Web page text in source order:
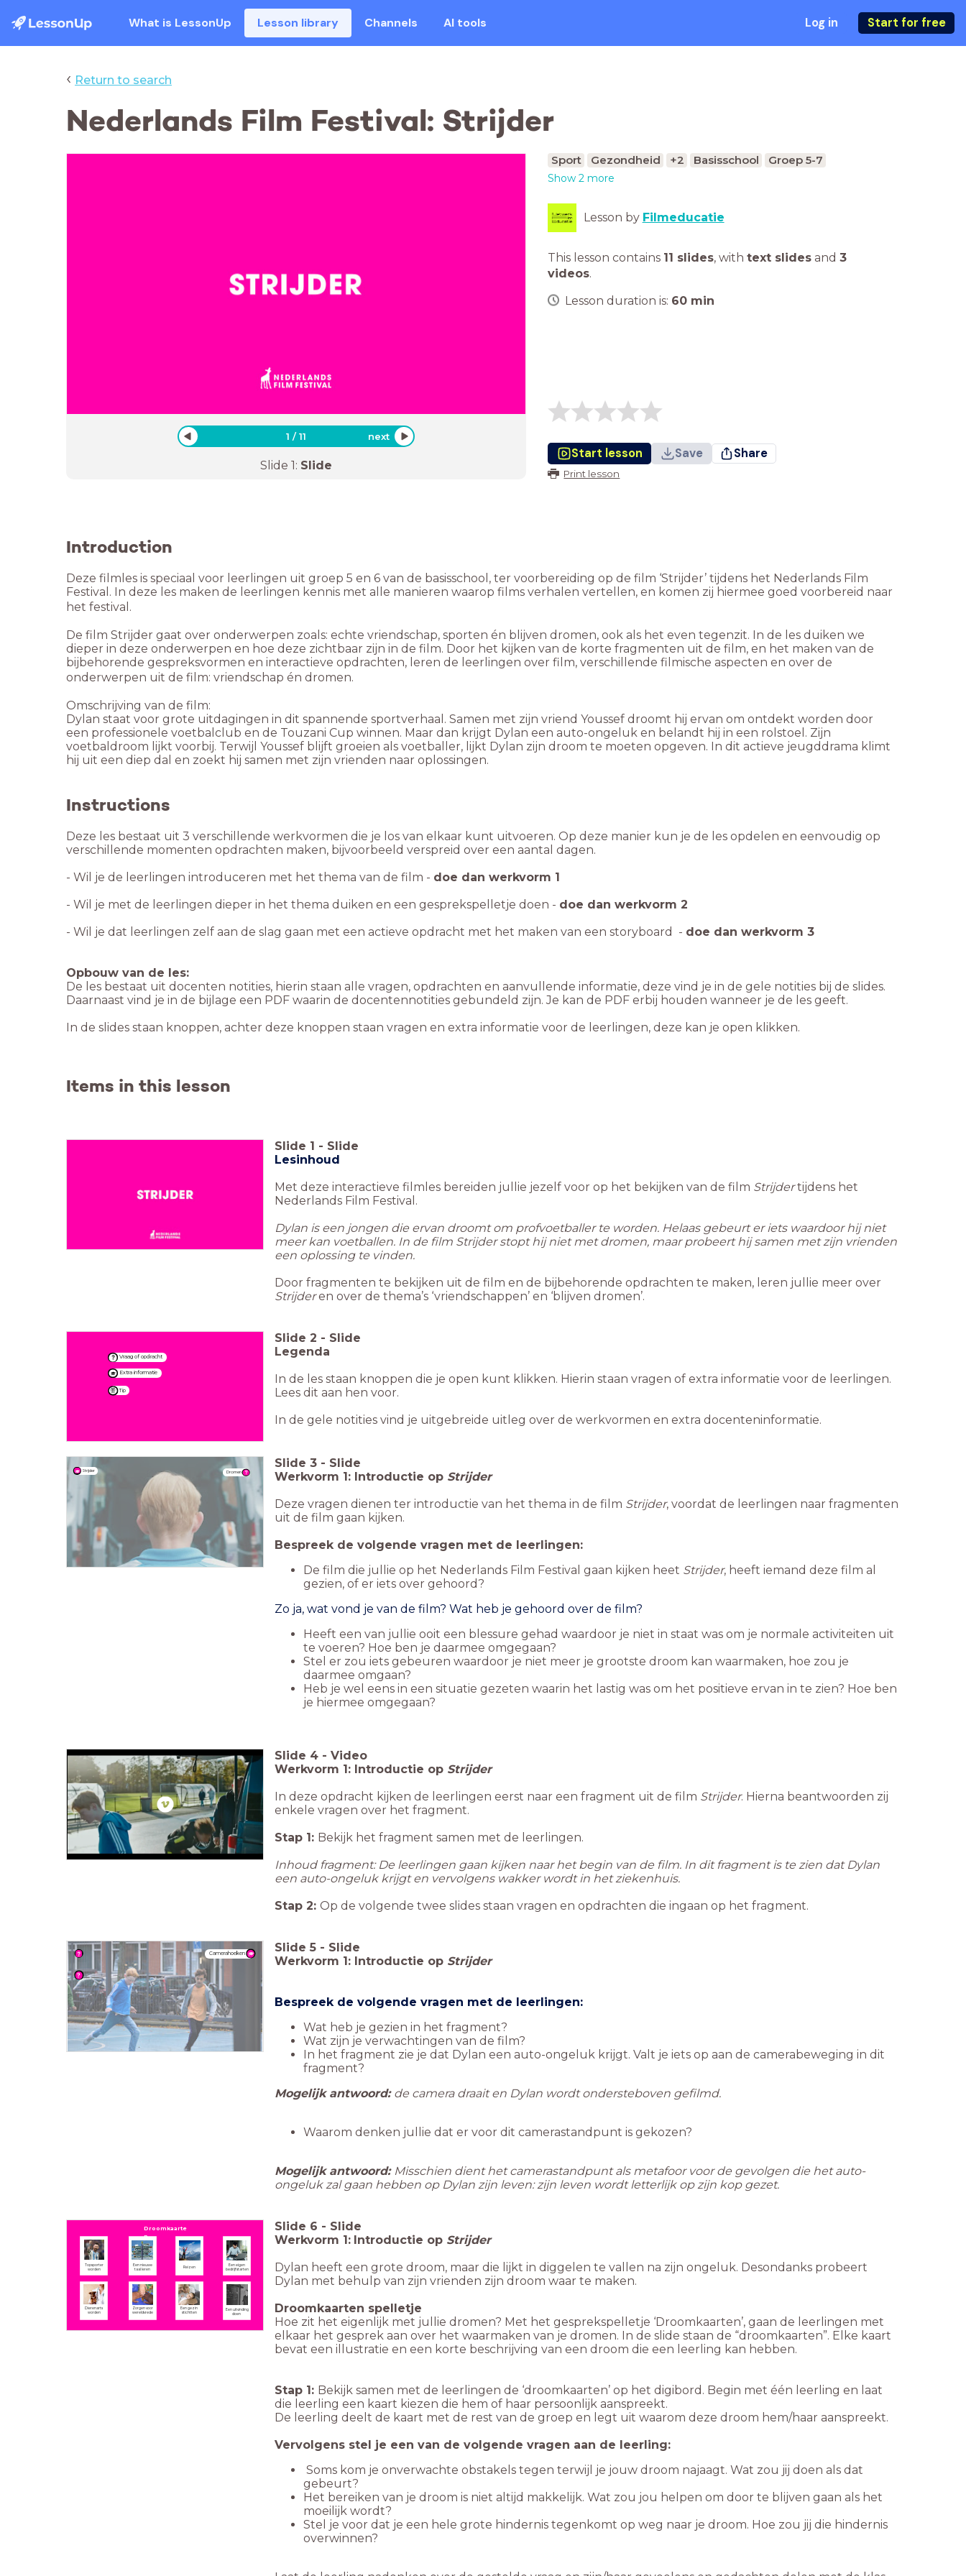
What is LessonUp Lesson library Channels AI tools Log in Start for free
‹ Return to search
Nederlands Film Festival: Strijder
1 /11 next
Slide 1: Slide
Sport Gezondheid +2 Basisschool Groep 5-7
Show 2 more
Lesson by Filmeducatie
This lesson contains 11 slides, with text slides and 3
videos.
Lesson duration is: 60 min
Start lesson Save Share
Print lesson
Introduction
Deze filmles is speciaal voor leerlingen uit groep 5 en 6 van de basisschool, ter voorbereiding op de film ‘Strijder’ tijdens het Nederlands Film
Festival. In deze les maken de leerlingen kennis met alle manieren waarop films verhalen vertellen, en komen zij hiermee goed voorbereid naar
het festival.
De film Strijder gaat over onderwerpen zoals: echte vriendschap, sporten én blijven dromen, ook als het even tegenzit. In de les duiken we
dieper in deze onderwerpen en hoe deze zichtbaar zijn in de film. Door het kijken van de korte fragmenten uit de film, en het maken van de
bijbehorende gespreksvormen en interactieve opdrachten, leren de leerlingen over film, verschillende filmische aspecten en over de
onderwerpen uit de film: vriendschap én dromen.
Omschrijving van de film:
Dylan staat voor grote uitdagingen in dit spannende sportverhaal. Samen met zijn vriend Youssef droomt hij ervan om ontdekt worden door
een professionele voetbalclub en de Touzani Cup winnen. Maar dan krijgt Dylan een auto-ongeluk en belandt hij in een rolstoel. Zijn
voetbaldroom lijkt voorbij. Terwijl Youssef blijft groeien als voetballer, lijkt Dylan zijn droom te moeten opgeven. In dit actieve jeugddrama klimt
hij uit een diep dal en zoekt hij samen met zijn vrienden naar oplossingen.
Instructions
Deze les bestaat uit 3 verschillende werkvormen die je los van elkaar kunt uitvoeren. Op deze manier kun je de les opdelen en eenvoudig op
verschillende momenten opdrachten maken, bijvoorbeeld verspreid over een aantal dagen.
- Wil je de leerlingen introduceren met het thema van de film - doe dan werkvorm 1
- Wil je met de leerlingen dieper in het thema duiken en een gesprekspelletje doen - doe dan werkvorm 2
- Wil je dat leerlingen zelf aan de slag gaan met een actieve opdracht met het maken van een storyboard - doe dan werkvorm 3
Opbouw van de les:
De les bestaat uit docenten notities, hierin staan alle vragen, opdrachten en aanvullende informatie, deze vind je in de gele notities bij de slides.
Daarnaast vind je in de bijlage een PDF waarin de docentennotities gebundeld zijn. Je kan de PDF erbij houden wanneer je de les geeft.
In de slides staan knoppen, achter deze knoppen staan vragen en extra informatie voor de leerlingen, deze kan je open klikken.
Items in this lesson
Slide 1 - Slide
Lesinhoud
Met deze interactieve filmles bereiden jullie jezelf voor op het bekijken van de film Strijdertijdens het
Nederlands Film Festival.
Dylan is een jongen die ervan droomt om profvoetballer te worden. Helaas gebeurt er iets waardoor hij niet
meer kan voetballen. In de film Strijder stopt hij niet met dromen, maar probeert hij samen met zijn vrienden
een oplossing te vinden.
Door fragmenten te bekijken uit de film en de bijbehorende opdrachten te maken, leren jullie meer over
Strijderen over de thema’s ‘vriendschappen’ en ‘blijven dromen’.
Vraag of opdracht
Extra informatie
Tip
Slide 2 - Slide
Legenda
In de les staan knoppen die je open kunt klikken. Hierin staan vragen of extra informatie voor de leerlingen.
Lees dit aan hen voor.
In de gele notities vind je uitgebreide uitleg over de werkvormen en extra docenteninformatie.
Strijder Dromen
Slide 3 - Slide
Werkvorm 1: Introductie op Strijder
Deze vragen dienen ter introductie van het thema in de film Strijder, voordat de leerlingen naar fragmenten
uit de film gaan kijken.
Bespreek de volgende vragen met de leerlingen:
De film die jullie op het Nederlands Film Festival gaan kijken heet Strijder, heeft iemand deze film al
gezien, of er iets over gehoord?
Zo ja, wat vond je van de film? Wat heb je gehoord over de film?
Heeft een van jullie ooit een blessure gehad waardoor je niet in staat was om je normale activiteiten uit
te voeren? Hoe ben je daarmee omgegaan?
Stel er zou iets gebeuren waardoor je niet meer je grootste droom kan waarmaken, hoe zou je
daarmee omgaan?
Heb je wel eens in een situatie gezeten waarin het lastig was om het positieve ervan in te zien? Hoe ben
je hiermee omgegaan?
Slide 4 - Video
Werkvorm 1: Introductie op Strijder
In deze opdracht kijken de leerlingen eerst naar een fragment uit de film Strijder. Hierna beantwoorden zij
enkele vragen over het fragment.
Stap 1: Bekijk het fragment samen met de leerlingen.
Inhoud fragment: De leerlingen gaan kijken naar het begin van de film. In dit fragment is te zien dat Dylan
een auto-ongeluk krijgt en vervolgens wakker wordt in het ziekenhuis.
Stap 2: Op de volgende twee slides staan vragen en opdrachten die ingaan op het fragment.
Camerahoeken Slide 5 - Slide
Werkvorm 1: Introductie op Strijder
Bespreek de volgende vragen met de leerlingen:
Wat heb je gezien in het fragment?
Wat zijn je verwachtingen van de film?
In het fragment zie je dat Dylan een auto-ongeluk krijgt. Valt je iets op aan de camerabeweging in dit
fragment?
Mogelijk antwoord: de camera draait en Dylan wordt ondersteboven gefilmd.
Waarom denken jullie dat er voor dit camerastandpunt is gekozen?
Mogelijk antwoord: Misschien dient het camerastandpunt als metafoor voor de gevolgen die het auto-
ongeluk zal gaan hebben op Dylan zijn leven: zijn leven wordt letterlijk op zijn kop gezet.
Topsporter
worden
Een nieuwe
taal leren
Reizen
Een eigen
bedrijf starten
Dierenarts
worden
Zorgen voor
wereldvrede
Een gezin
stichtten
Een uitvinding
doen
Droomkaarte
n
Slide 6 - Slide
Werkvorm 1: Introductie op Strijder
Dylan heeft een grote droom, maar die lijkt in diggelen te vallen na zijn ongeluk. Desondanks probeert
Dylan met behulp van zijn vrienden zijn droom waar te maken.
Droomkaarten spelletje
Hoe zit het eigenlijk met jullie dromen? Met het gesprekspelletje ‘Droomkaarten’, gaan de leerlingen met
elkaar het gesprek aan over het waarmaken van je dromen. In de slide staan de “droomkaarten”. Elke kaart
bevat een illustratie en een korte beschrijving van een droom die een leerling kan hebben.
Stap 1: Bekijk samen met de leerlingen de ‘droomkaarten’ op het digibord. Begin met één leerling en laat
die leerling een kaart kiezen die hem of haar persoonlijk aanspreekt.
De leerling deelt de kaart met de rest van de groep en legt uit waarom deze droom hem/haar aanspreekt.
Vervolgens stel je een van de volgende vragen aan de leerling:
Soms kom je onverwachte obstakels tegen terwijl je jouw droom najaagt. Wat zou jij doen als dat
gebeurt?
Het bereiken van je droom is niet altijd makkelijk. Wat zou jou helpen om door te blijven gaan als het
moeilijk wordt?
Stel je voor dat je een hele grote hindernis tegenkomt op weg naar je droom. Hoe zou jij die hindernis
overwinnen?